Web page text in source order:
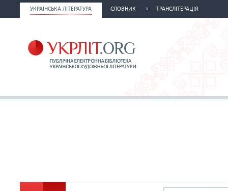
УКРАЇНСЬКА ЛІТЕРАТУРА СЛОВНИК ТРАНСЛІТЕРАЦІЯ